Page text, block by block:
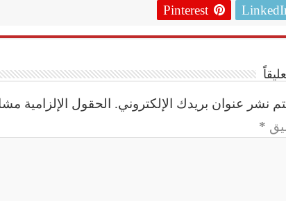
Pinterest
نشر عنوان بريدك الإلكتروني. الحقول الإلزامية
*